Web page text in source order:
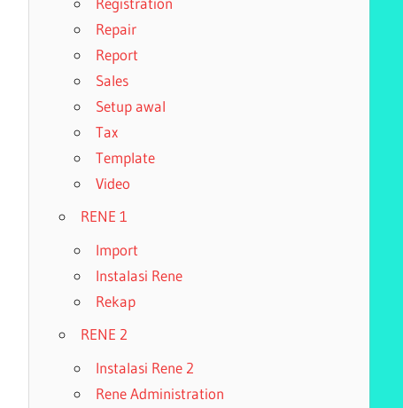
Repair
Report
Sales
Setup awal
Tax
Template
Video
RENE 1
Import
Instalasi Rene
Rekap
RENE 2
Instalasi Rene 2
Rene Administration